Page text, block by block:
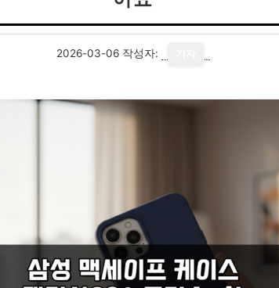
2026-03-06 작성자: